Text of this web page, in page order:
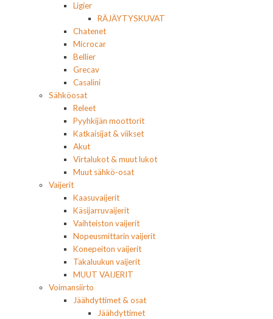
Ligier
RÄJÄYTYSKUVAT
Chatenet
Microcar
Bellier
Grecav
Casalini
Sähköosat
Releet
Pyyhkijän moottorit
Katkaisijat & viikset
Akut
Virtalukot & muut lukot
Muut sähkö-osat
Vaijerit
Kaasuvaijerit
Käsijarruvaijerit
Vaihteiston vaijerit
Nopeusmittarin vaijerit
Konepeiton vaijerit
Takaluukun vaijerit
MUUT VAIJERIT
Voimansiirto
Jäähdyttimet & osat
Jäähdyttimet